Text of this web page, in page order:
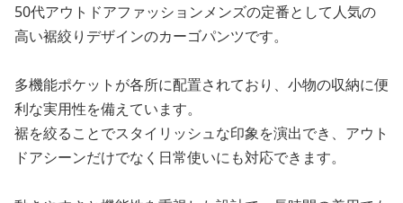
50代アウトドアファッションメンズの定番として人気の
高い裾絞りデザインのカーゴパンツです。
多機能ポケットが各所に配置されており、小物の収納に便
利な実用性を備えています。
裾を絞ることでスタイリッシュな印象を演出でき、アウト
ドアシーンだけでなく日常使いにも対応できます。